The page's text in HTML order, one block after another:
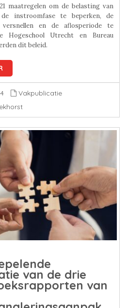
maatregelen om de belasting van
instroomfase te beperken, de
en de aflosperiode te
Hogeschool Utrecht en Bureau
dit beleid.
Vakpublicatie
van de drie
van